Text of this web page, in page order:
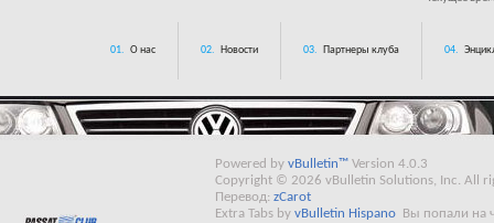
01. О нас 02. Новости 03. Партнеры клуба 04.
Powered by vBulletin™ Version 4.0.3
Copyright © 2026 vBulletin Solutions, Inc. All
Перевод: zCarot
Extra Tabs by vBulletin Hispano
Вы попали на